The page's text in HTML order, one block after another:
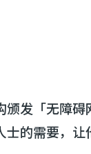
发「无障
的需要，